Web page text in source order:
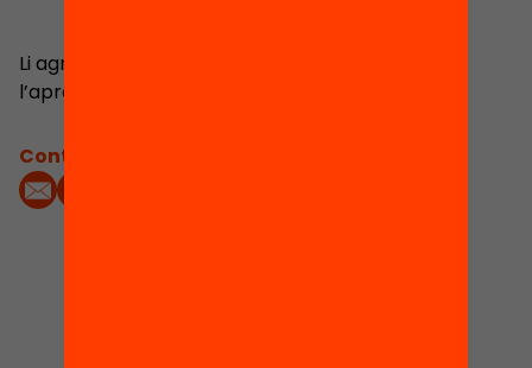
Li agrada quan la gent aprèn, i no s’imagina
l’aprenentatge sense diversió.
Contacta'm: